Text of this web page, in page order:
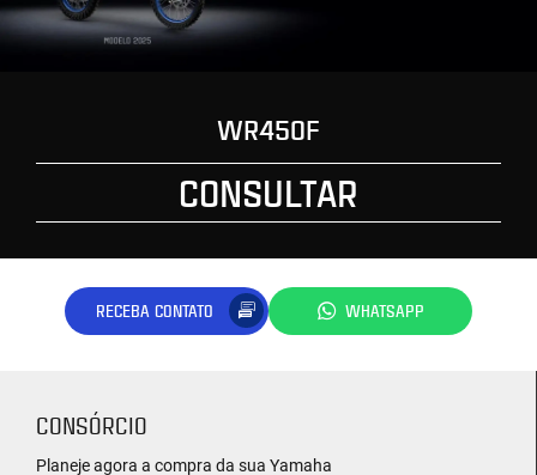
WR450F
CONSULTAR
RECEBA CONTATO WHATSAPP
CONSÓRCIO
Planeje agora a compra da sua Yamaha